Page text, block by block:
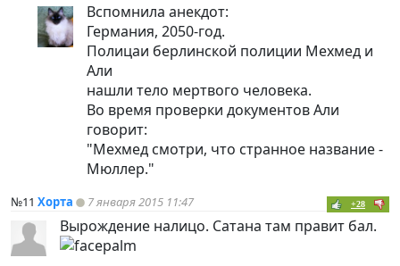
Вспомнила анекдот:
Германия, 2050-год.
Полицaи берлинской полиции Мехмед и
Али
нашли тело мертвого человека.
Во время проверки документов Али
говорит:
"Мехмед смотри, что странное название -
Мюллер."
№11 Хорта 7 января 2015 11:47 +28
Вырождение налицо. Сатана там правит бал.